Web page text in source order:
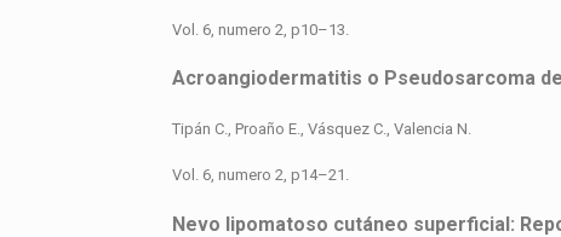
Vol. 6, numero 2, p10–13.
Acroangiodermatitis o Pseudosarcoma
Tipán C., Proaño E., Vásquez C., Valencia N.
Vol. 6, numero 2, p14–21.
Nevo lipomatoso cutáneo superficial: